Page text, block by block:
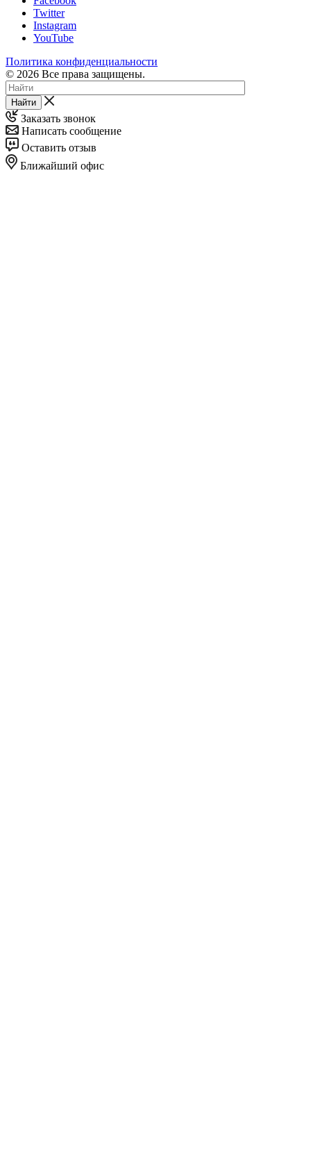
Twitter
Instagram
YouTube
Политика конфиденциальности
© 2026 Все права защищены.
Найти
Заказать звонок
Написать сообщение
Оставить отзыв
Ближайший офис